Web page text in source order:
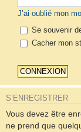
J’ai oublié mon
Se souvenir
Cacher mon
S’ENREGISTRER
Vous devez être
ne prend que